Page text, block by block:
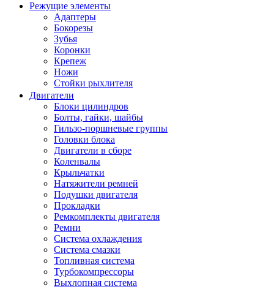
Режущие элементы
Адаптеры
Бокорезы
Зубья
Коронки
Крепеж
Ножи
Стойки рыхлителя
Двигатели
Блоки цилиндров
Болты, гайки, шайбы
Гильзо-поршневые группы
Головки блока
Двигатели в сборе
Коленвалы
Крыльчатки
Натяжители ремней
Подушки двигателя
Прокладки
Ремкомплекты двигателя
Ремни
Система охлаждения
Система смазки
Топливная система
Турбокомпрессоры
Выхлопная система